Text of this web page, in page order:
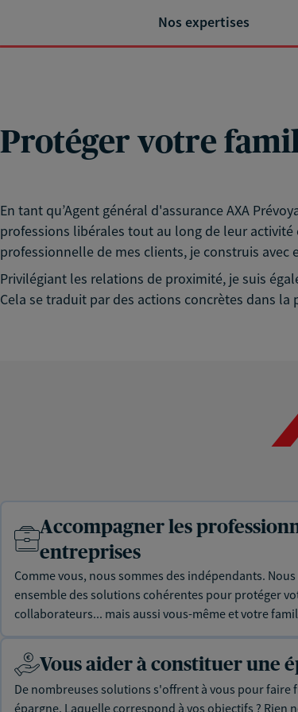
Nos expertises
Protéger votre
En tant qu’Agent général d'assurance AXA
professions libérales tout au long de leur
professionnelle de mes clients, je construis
Privilégiant les relations de proximité, je suis
Cela se traduit par des actions concrètes dans
Accompagner les
entreprises
Comme vous, nous sommes des indépendants.
ensemble des solutions cohérentes pour protéger
collaborateurs... mais aussi vous-même et votre
Vous aider à constituer une
De nombreuses solutions s'offrent à vous pour faire
épargne. Laquelle correspond à vos objectifs ? Rien